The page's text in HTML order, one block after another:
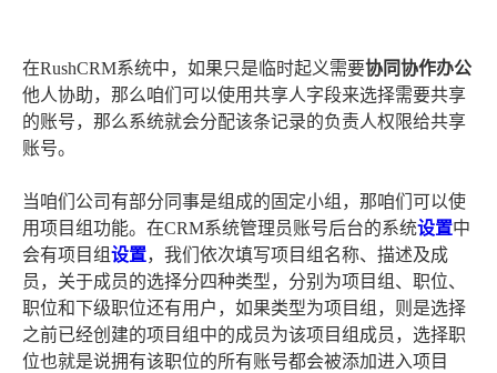
在RushCRM系统中，如果只是临时起义需要协同协作办公
他人协助，那么咱们可以使用共享人字段来选择需要共享
的账号，那么系统就会分配该条记录的负责人权限给共享
账号。
当咱们公司有部分同事是组成的固定小组，那咱们可以使
用项目组功能。在CRM系统管理员账号后台的系统设置中
会有项目组设置，我们依次填写项目组名称、描述及成
员，关于成员的选择分四种类型，分别为项目组、职位、
职位和下级职位还有用户，如果类型为项目组，则是选择
之前已经创建的项目组中的成员为该项目组成员，选择职
位也就是说拥有该职位的所有账号都会被添加进入项目